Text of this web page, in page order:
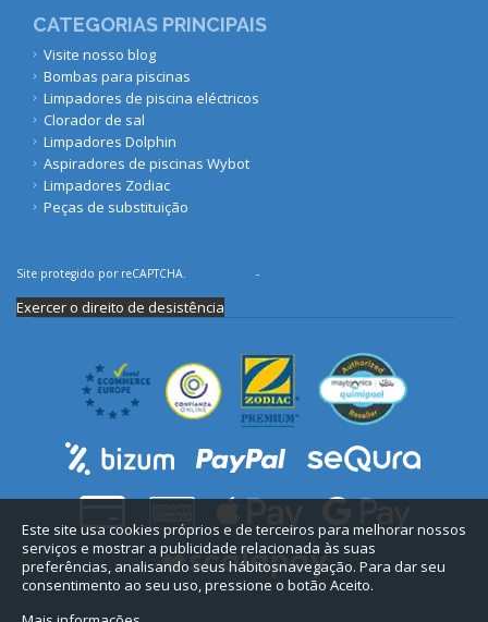
CATEGORIAS PRINCIPAIS
Visite nosso blog
Bombas para piscinas
Limpadores de piscina eléctricos
Clorador de sal
Limpadores Dolphin
Aspiradores de piscinas Wybot
Limpadores Zodiac
Peças de substituição
Este site usa cookies próprios e de terceiros para melhorar nossos
serviços e mostrar a publicidade relacionada às suas
preferências, analisando seus hábitosnavegação. Para dar seu
consentimento ao seu uso, pressione o botão Aceito.
Site protegido por reCAPTCHA. -
Exercer o direito de desistência